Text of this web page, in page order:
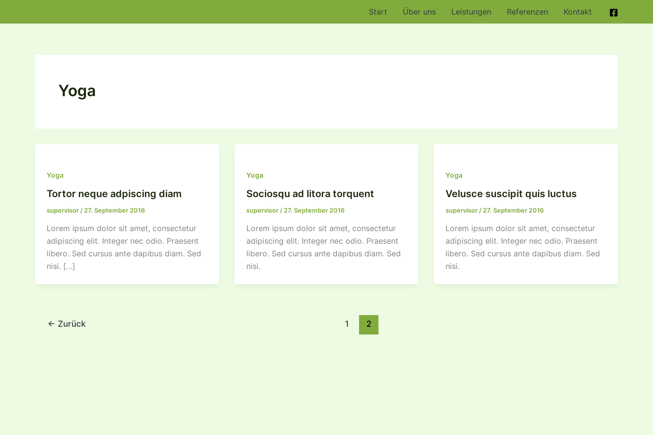
Start Über uns Leistungen Referenzen Kontakt
Yoga
Yoga
Tortor neque adpiscing diam
supervisor / 27. September 2016
Lorem ipsum dolor sit amet, consectetur
adipiscing elit. Integer nec odio. Praesent
libero. Sed cursus ante dapibus diam. Sed
nisi. […]
Yoga
Sociosqu ad litora torquent
supervisor / 27. September 2016
Lorem ipsum dolor sit amet, consectetur
adipiscing elit. Integer nec odio. Praesent
libero. Sed cursus ante dapibus diam. Sed
nisi.
Yoga
Velusce suscipit quis luctus
supervisor / 27. September 2016
Lorem ipsum dolor sit amet, consectetur
adipiscing elit. Integer nec odio. Praesent
libero. Sed cursus ante dapibus diam. Sed
nisi.
← Zurück 1 2